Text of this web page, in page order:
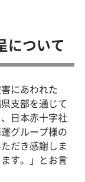
について
にあわれた
支部を通じて
日本赤十字社
グループ様の
だき感謝しま
す。」とお言